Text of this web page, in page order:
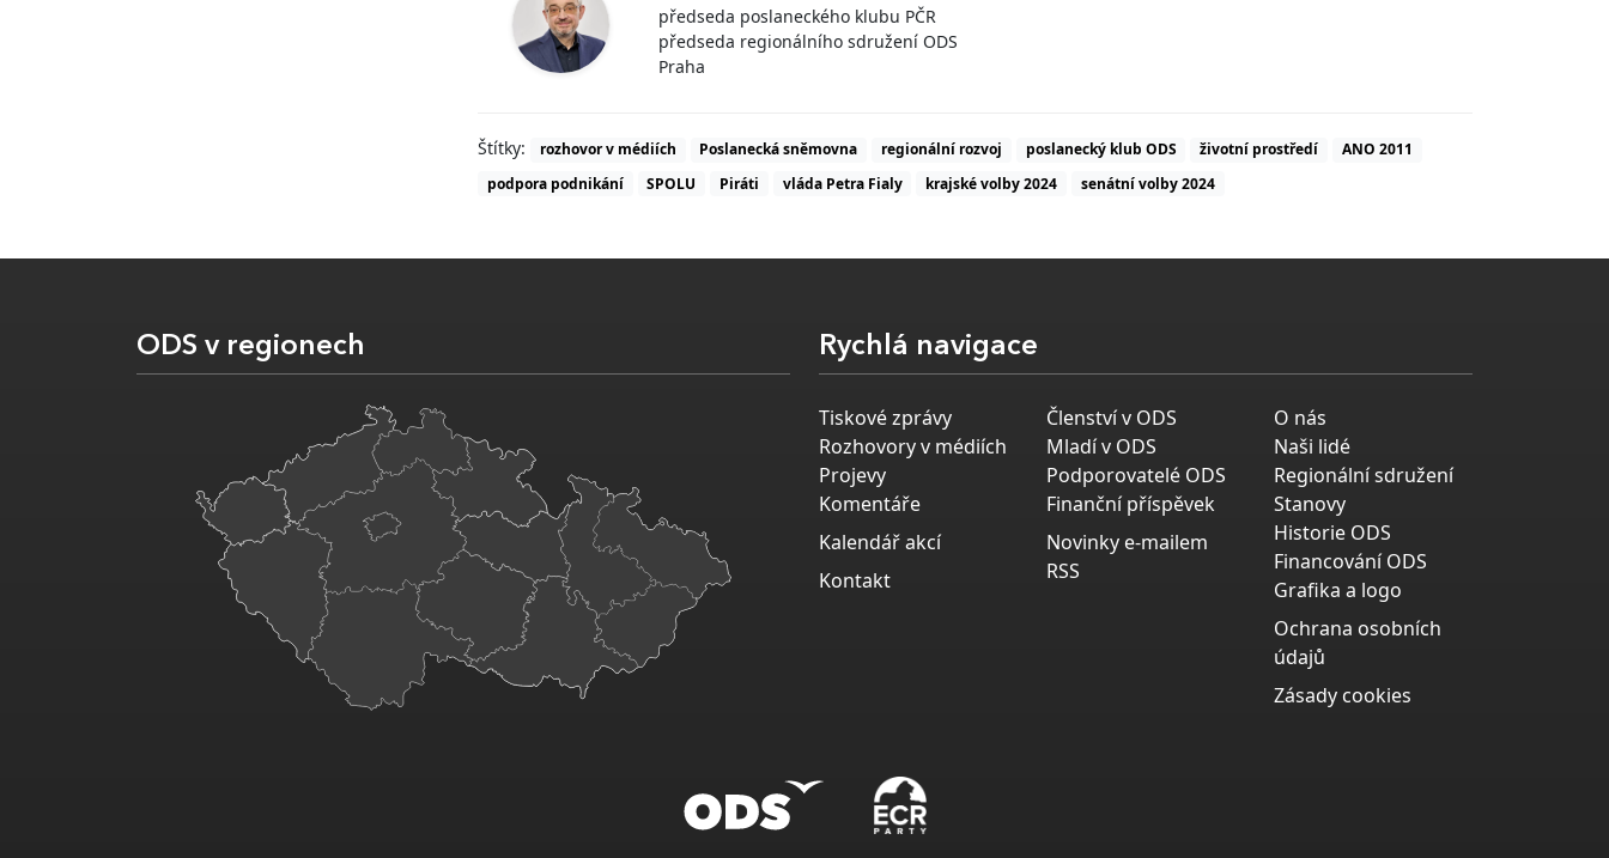
předseda poslaneckého klubu PČR
předseda regionálního sdružení ODS
Praha
Štítky: rozhovor v médiích Poslanecká sněmovna regionální rozvoj poslanecký klub ODS životní prostředí
ANO 2011
podpora podnikání
SPOLU Piráti vláda Petra Fialy krajské volby 2024 senátní volby 2024
ODS v regionech Rychlá navigace
Tiskové zprávy
Rozhovory v médiích
Projevy
Komentáře
Kalendář akcí
Kontakt
Členství v ODS
Mladí v ODS
Podporovatelé ODS
Finanční příspěvek
Novinky e-mailem
RSS
O nás
Naši lidé
Regionální sdružení
Stanovy
Historie ODS
Financování ODS
Grafika a logo
Ochrana osobních
údajů
Zásady cookies